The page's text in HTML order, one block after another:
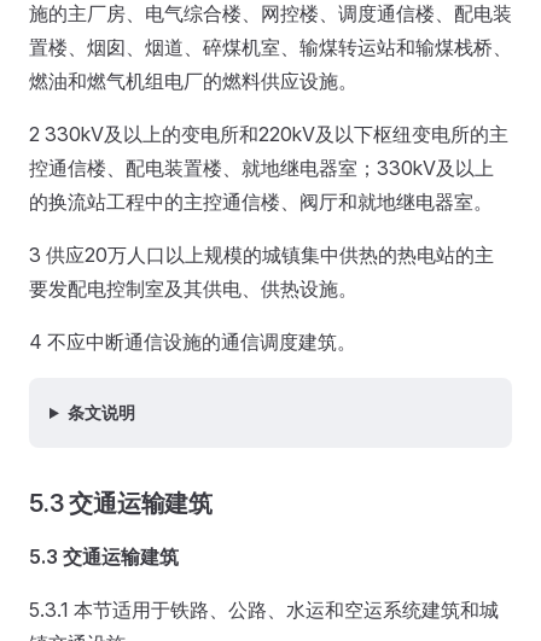
施的主厂房、电气综合楼、网控楼、调度通信楼、配电装
置楼、烟囱、烟道、碎煤机室、输煤转运站和输煤栈桥、
燃油和燃气机组电厂的燃料供应设施。
2 330kV及以上的变电所和220kV及以下枢纽变电所的主
控通信楼、配电装置楼、就地继电器室；330kV及以上
的换流站工程中的主控通信楼、阀厅和就地继电器室。
3 供应20万人口以上规模的城镇集中供热的热电站的主
要发配电控制室及其供电、供热设施。
4 不应中断通信设施的通信调度建筑。
条文说明
5.3 交通运输建筑
5.3 交通运输建筑
5.3.1 本节适用于铁路、公路、水运和空运系统建筑和城